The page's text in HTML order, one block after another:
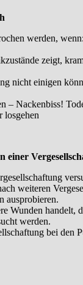
werden, wenn:
zeigt,
nicht einigen
– Nackenbiss!
losgehen
einer
weiteren
ausprobieren.
Wunden
werden.
bei den